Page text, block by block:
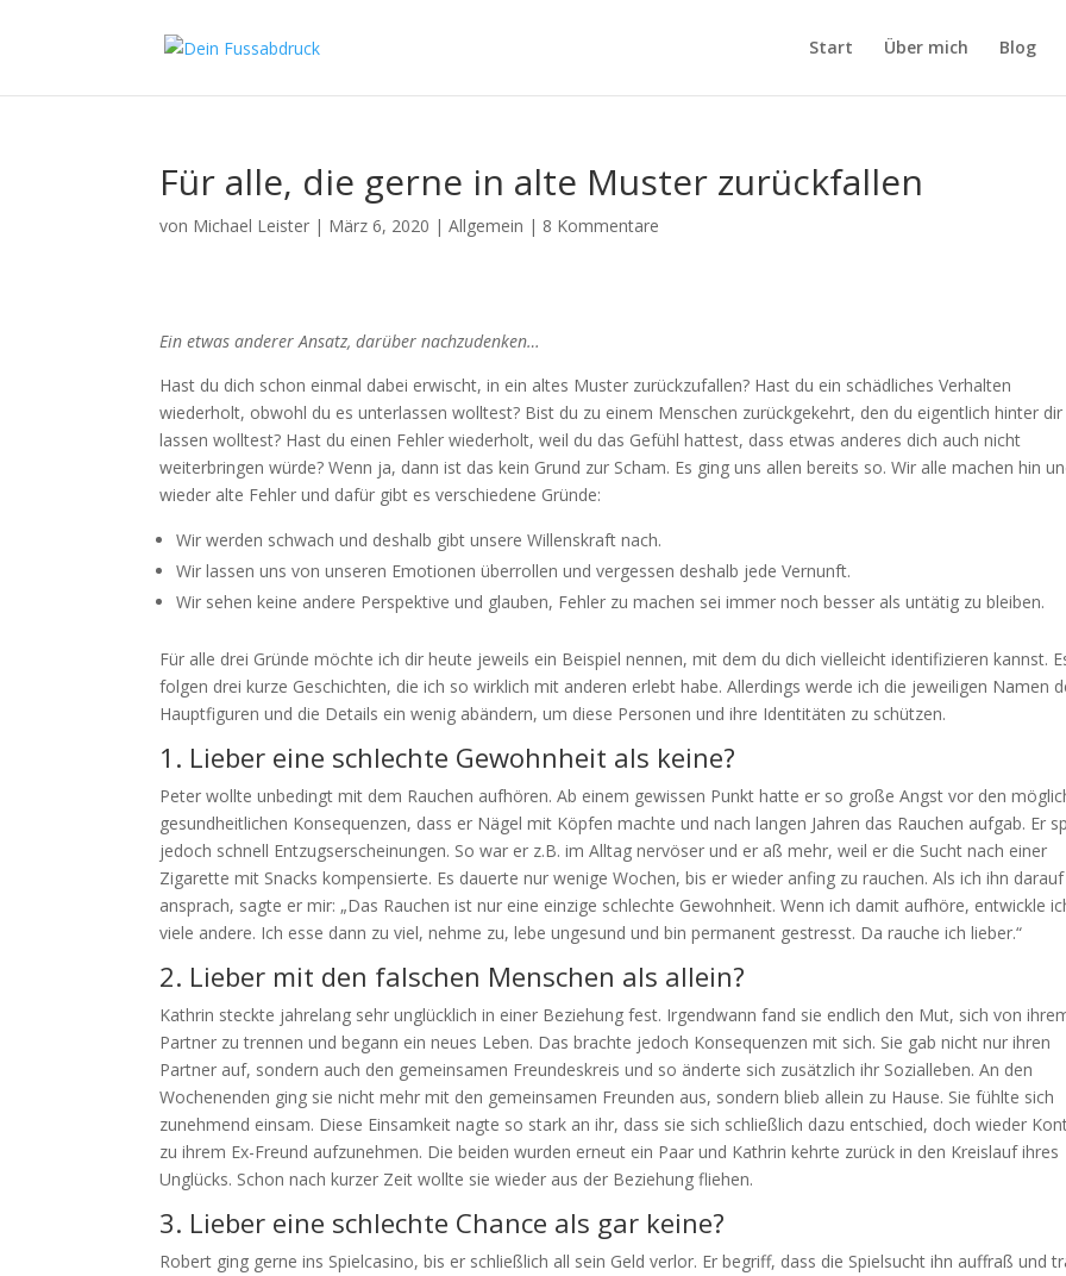
Start Über mich Blog
Für alle, die gerne in alte Muster zurückfallen
von Michael Leister | März 6, 2020 |Allgemein | 8 Kommentare
Ein etwas anderer Ansatz, darüber nachzudenken…
Hast du dich schon einmal dabei erwischt, in ein altes Muster zurückzufallen? Hast du ein schädliches Verhalten
wiederholt, obwohl du es unterlassen wolltest? Bist du zu einem Menschen zurückgekehrt, den du eigentlich hinter dir
lassen wolltest? Hast du einen Fehler wiederholt, weil du das Gefühl hattest, dass etwas anderes dich auch nicht
weiterbringen würde? Wenn ja, dann ist das kein Grund zur Scham. Es ging uns allen bereits so. Wir alle machen hin
wieder alte Fehler und dafür gibt es verschiedene Gründe:
Wir werden schwach und deshalb gibt unsere Willenskraft nach.
Wir lassen uns von unseren Emotionen überrollen und vergessen deshalb jede Vernunft.
Wir sehen keine andere Perspektive und glauben, Fehler zu machen sei immer noch besser als untätig zu bleiben.
Für alle drei Gründe möchte ich dir heute jeweils ein Beispiel nennen, mit dem du dich vielleicht identifizieren kannst.
folgen drei kurze Geschichten, die ich so wirklich mit anderen erlebt habe. Allerdings werde ich die jeweiligen Namen
Hauptfiguren und die Details ein wenig abändern, um diese Personen und ihre Identitäten zu schützen.
1. Lieber eine schlechte Gewohnheit als keine?
Peter wollte unbedingt mit dem Rauchen aufhören. Ab einem gewissen Punkt hatte er so große Angst vor den
gesundheitlichen Konsequenzen, dass er Nägel mit Köpfen machte und nach langen Jahren das Rauchen aufgab. Er
jedoch schnell Entzugserscheinungen. So war er z.B. im Alltag nervöser und er aß mehr, weil er die Sucht nach einer
Zigarette mit Snacks kompensierte. Es dauerte nur wenige Wochen, bis er wieder anfing zu rauchen. Als ich ihn darauf
ansprach, sagte er mir: „Das Rauchen ist nur eine einzige schlechte Gewohnheit. Wenn ich damit aufhöre, entwickle
viele andere. Ich esse dann zu viel, nehme zu, lebe ungesund und bin permanent gestresst. Da rauche ich lieber.“
2. Lieber mit den falschen Menschen als allein?
Kathrin steckte jahrelang sehr unglücklich in einer Beziehung fest. Irgendwann fand sie endlich den Mut, sich von
Partner zu trennen und begann ein neues Leben. Das brachte jedoch Konsequenzen mit sich. Sie gab nicht nur ihren
Partner auf, sondern auch den gemeinsamen Freundeskreis und so änderte sich zusätzlich ihr Sozialleben. An den
Wochenenden ging sie nicht mehr mit den gemeinsamen Freunden aus, sondern blieb allein zu Hause. Sie fühlte sich
zunehmend einsam. Diese Einsamkeit nagte so stark an ihr, dass sie sich schließlich dazu entschied, doch wieder
zu ihrem Ex-Freund aufzunehmen. Die beiden wurden erneut ein Paar und Kathrin kehrte zurück in den Kreislauf ihres
Unglücks. Schon nach kurzer Zeit wollte sie wieder aus der Beziehung fliehen.
3. Lieber eine schlechte Chance als gar keine?
Robert ging gerne ins Spielcasino, bis er schließlich all sein Geld verlor. Er begriff, dass die Spielsucht ihn auffraß und